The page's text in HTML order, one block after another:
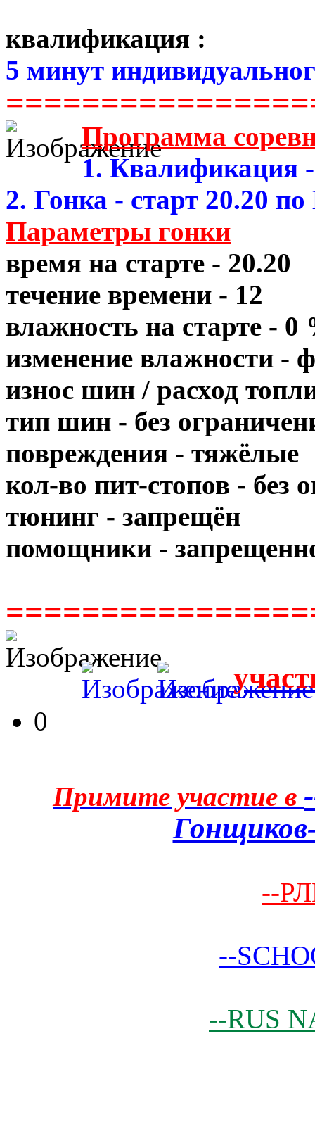
квалификация :
5 минут
Программа
1. Квалификация
2. Гонка - старт 20.20
Параметры гонки
время на старте - 20.20
течение времени - 12
влажность на старте - 0
изменение влажности -
износ шин / расход
тип шин - без
повреждения - тяжёлые
кол-во пит-стопов - без
тюнинг - запрещён
помощники -
0
Примите участие в
--
--
--RUS